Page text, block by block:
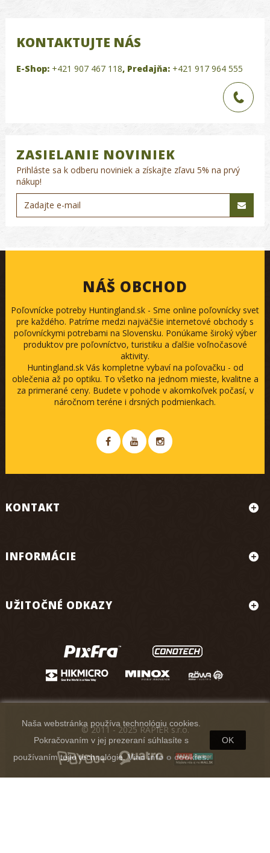
KONTAKTUJTE NÁS
E-Shop: +421 907 467 118, Predajňa: +421 917 964 555
ZASIELANIE NOVINIEK
Prihláste sa k odberu noviniek a získajte zľavu 5% na prvý
nákup!
NÁŠ OBCHOD
Poľovnícke potreby Huntingland.sk - Sme online poľovnícky svet
pre každého. Patríme medzi najväčšie internetové obchody s
poľovníckymi potrebami na Slovensku. Ponúkame široký výber
produktov pre poľovníctvo, turistiku a ďalšie voľnočasové
aktivity.
Huntingland.sk Vás kompletne vybaví na poľovačku - od
oblečenia až po optiku. To všetko na jednom mieste, kvalitne a
za primerané ceny. Budete v pohode v akomkoľvek počasí, v
náročnom teréne i drsných podmienkach.
KONTAKT
INFORMÁCIE
UŽITOČNÉ ODKAZY
Naša webstránka používa technológiu cookies.
Pokračovaním v jej prezeraní súhlasíte s
používaním tejto technológie.Viac info o cookies.
OK
© 2011 - 2025 RAPIER s.r.o.